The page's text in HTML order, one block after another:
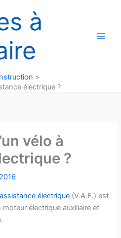
à
électrique ?
vélo à
?
électrique (V.A.E.) est
moteur électrique auxiliaire et